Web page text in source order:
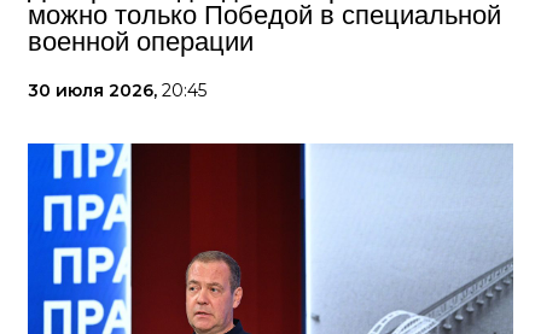
можно только Победой в специальной
военной операции
30 июля 2026, 20:45